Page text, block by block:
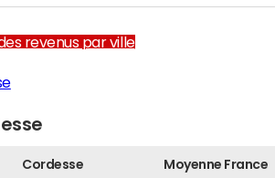
revenus par ville
Cordesse Moyenne France